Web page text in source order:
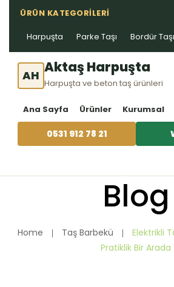
ÜRÜN KATEGORILERI
Harpuşta Parke Taşı Bordür Taşı
AH Aktaş Harpuşta
Harpuşta ve beton taş ürünleri
Ana Sayfa Ürünler Kurumsal
0531 912 78 21
Blog
Home Taş Barbekü
Elektrikli
Pratiklik Bir Arada